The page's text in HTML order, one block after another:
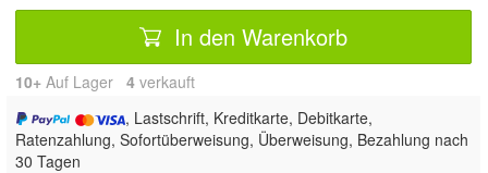
In den Warenkorb
10+ Auf Lager 4 verkauft
, Lastschrift, Kreditkarte, Debitkarte,
Ratenzahlung, Sofortüberweisung, Überweisung, Bezahlung nach
30 Tagen